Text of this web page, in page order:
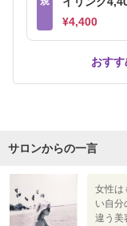
¥4,400
おす
サロンからの一言
女性は
い自分
違う美